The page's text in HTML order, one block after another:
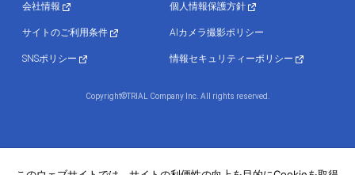
会社情報 個人情報保護方針
サイトのご利用条件 AIカメラ撮影ポリシー
SNSポリシー 情報セキュリティーポリシー
Copyright©TRIAL Company Inc. All rights reserved.